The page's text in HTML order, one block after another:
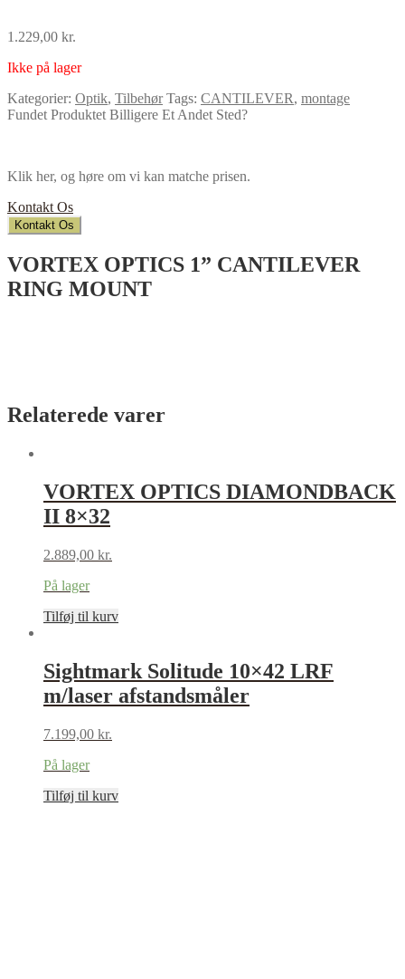
1.229,00 kr.
Ikke på lager
Kategorier: Optik, Tilbehør Tags: CANTILEVER, montage
Fundet Produktet Billigere Et Andet Sted?
Klik her, og høre om vi kan matche prisen.
Kontakt Os
Kontakt Os
VORTEX OPTICS 1” CANTILEVER
RING MOUNT
Relaterede varer
VORTEX OPTICS DIAMONDBACK
II 8×32
2.889,00 kr.
På lager
Tilføj til kurv
Sightmark Solitude 10×42 LRF
m/laser afstandsmåler
7.199,00 kr.
På lager
Tilføj til kurv